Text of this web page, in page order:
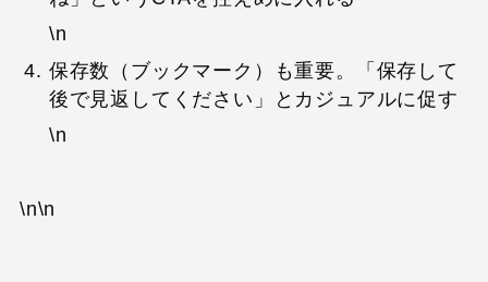
\n
保存数（ブックマーク）も重要。「保存して
後で見返してください」とカジュアルに促す
\n
\n\n